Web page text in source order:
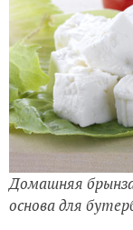
Домашняя
основа для